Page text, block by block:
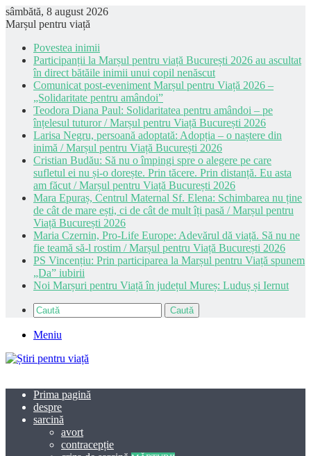
sâmbătă, 8 august 2026
Marșul pentru viață
Povestea inimii
Participanții la Marșul pentru viață București 2026 au ascultat
în direct bătăile inimii unui copil nenăscut
Comunicat post-eveniment Marșul pentru Viață 2026 –
„Solidaritate pentru amândoi”
Teodora Diana Paul: Solidaritatea pentru amândoi – pe
înțelesul tuturor / Marșul pentru Viață București 2026
Larisa Negru, persoană adoptată: Adopția – o naștere din
inimă / Marșul pentru Viață București 2026
Cristian Budău: Să nu o împingi spre o alegere pe care
sufletul ei nu și-o dorește. Prin tăcere. Prin distanță. Eu asta
am făcut / Marșul pentru Viață București 2026
Mara Epuraș, Centrul Maternal Sf. Elena: Schimbarea nu ține
de cât de mare ești, ci de cât de mult îți pasă / Marșul pentru
Viață București 2026
Maria Czernin, Pro-Life Europe: Adevărul dă viață. Să nu ne
fie teamă să-l rostim / Marșul pentru Viață București 2026
PS Vincențiu: Prin participarea la Marșul pentru Viață spunem
„Da” iubirii
Noi Marșuri pentru Viață în județul Mureș: Luduș și Iernut
Caută
Meniu
Prima pagină
despre
sarcină
avort
contracepție